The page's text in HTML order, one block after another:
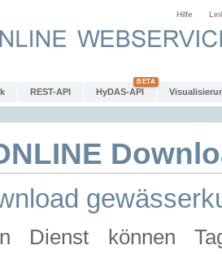
Hilfe
REST-API HyDAS-API
Dienst können